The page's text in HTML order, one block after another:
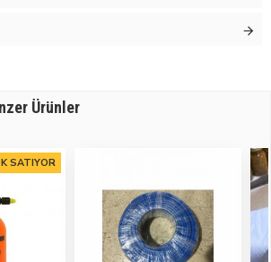
Ürünler
SATIYOR